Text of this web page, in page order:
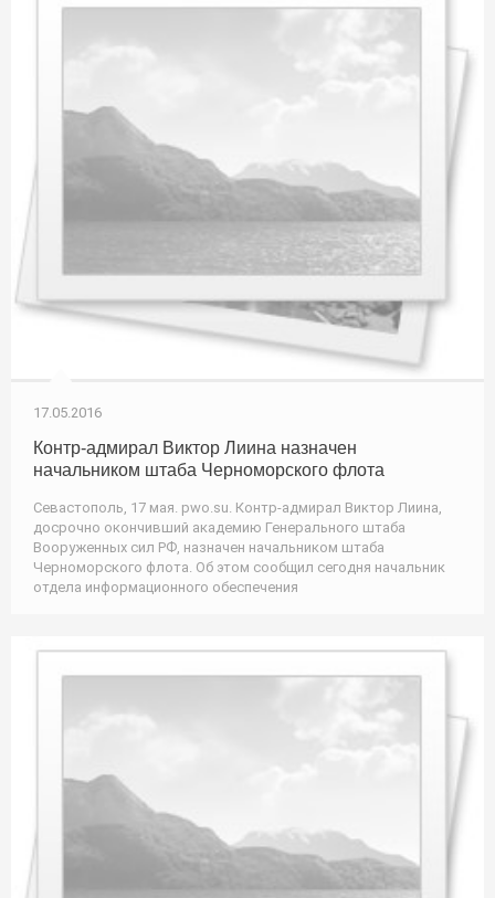
17.05.2016
Контр-адмирал Виктор Лиина назначен
начальником штаба Черноморского флота
Севастополь, 17 мая. pwo.su. Контр-адмирал Виктор Лиина,
досрочно окончивший академию Генерального штаба
Вооруженных сил РФ, назначен начальником штаба
Черноморского флота. Об этом сообщил сегодня начальник
отдела информационного обеспечения